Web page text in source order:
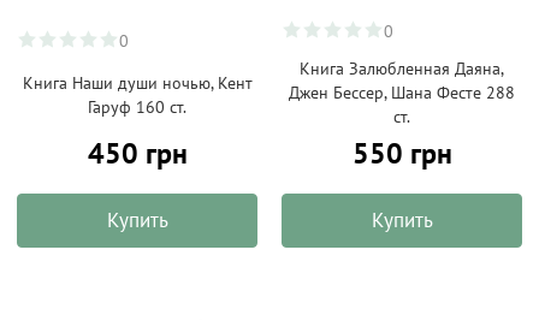
0
Книга Наши души ночью, Кент
Гаруф 160 ст.
450 грн
Купить
0
Книга Залюбленная Даяна,
Джен Бессер, Шана Фестe 288
ст.
550 грн
Купить